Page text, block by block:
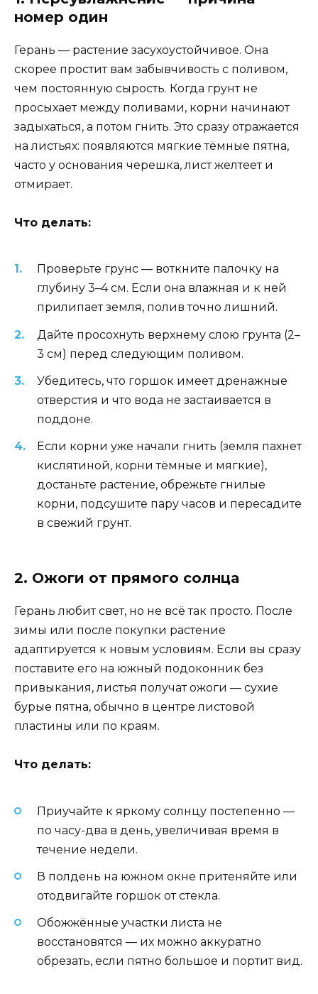
номер один
Герань — растение засухоустойчивое. Она
скорее простит вам забывчивость с поливом,
чем постоянную сырость. Когда грунт не
просыхает между поливами, корни начинают
задыхаться, а потом гнить. Это сразу отражается
на листьях: появляются мягкие тёмные пятна,
часто у основания черешка, лист желтеет и
отмирает.
Что делать:
Проверьте грунс — воткните палочку на
глубину 3–4 см. Если она влажная и к ней
прилипает земля, полив точно лишний.
Дайте просохнуть верхнему слою грунта (2–
3 см) перед следующим поливом.
Убедитесь, что горшок имеет дренажные
отверстия и что вода не застаивается в
поддоне.
Если корни уже начали гнить (земля пахнет
кислятиной, корни тёмные и мягкие),
достаньте растение, обрежьте гнилые
корни, подсушите пару часов и пересадите
в свежий грунт.
2. Ожоги от прямого солнца
Герань любит свет, но не всё так просто. После
зимы или после покупки растение
адаптируется к новым условиям. Если вы сразу
поставите его на южный подоконник без
привыкания, листья получат ожоги — сухие
бурые пятна, обычно в центре листовой
пластины или по краям.
Что делать:
Приучайте к яркому солнцу постепенно —
по часу-два в день, увеличивая время в
течение недели.
В полдень на южном окне притеняйте или
отодвигайте горшок от стекла.
Обожжённые участки листа не
восстановятся — их можно аккуратно
обрезать, если пятно большое и портит вид.